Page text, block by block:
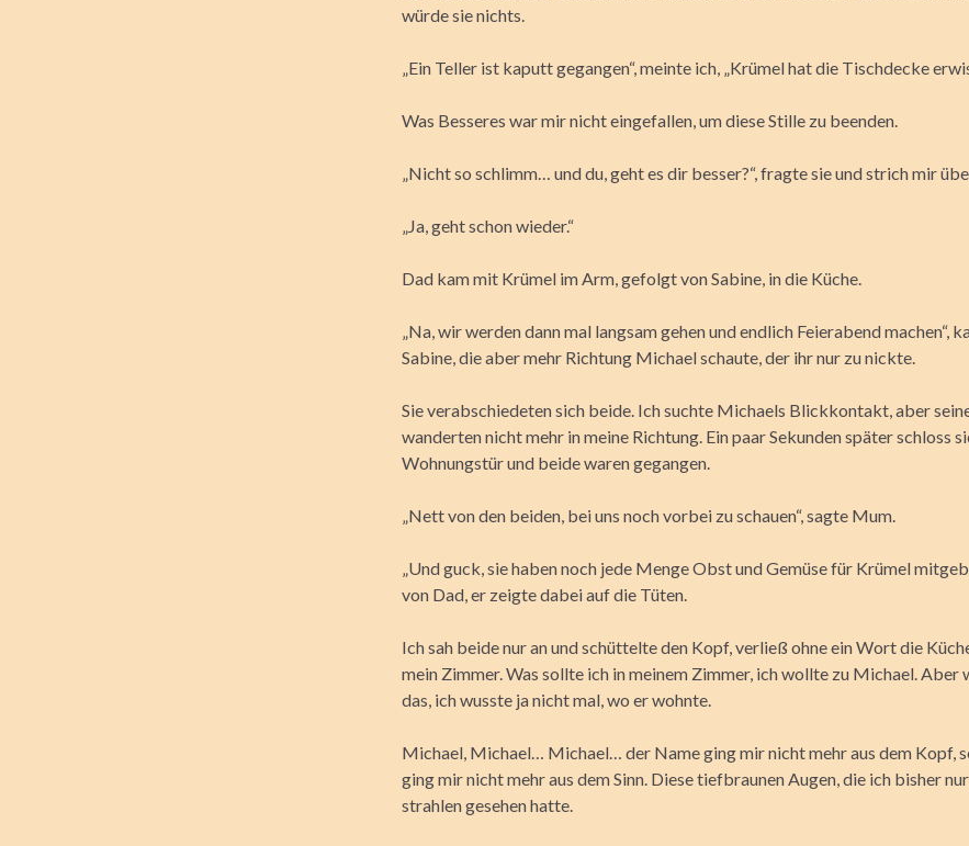
würde sie nichts.
„Ein Teller ist kaputt gegangen“, meinte ich, „Krümel hat die Tischdecke
Was Besseres war mir nicht eingefallen, um diese Stille zu beenden.
„Nicht so schlimm… und du, geht es dir besser?“, fragte sie und strich mir
„Ja, geht schon wieder.“
Dad kam mit Krümel im Arm, gefolgt von Sabine, in die Küche.
„Na, wir werden dann mal langsam gehen und endlich Feierabend machen“,
Sabine, die aber mehr Richtung Michael schaute, der ihr nur zu nickte.
Sie verabschiedeten sich beide. Ich suchte Michaels Blickkontakt, aber
wanderten nicht mehr in meine Richtung. Ein paar Sekunden später schloss
Wohnungstür und beide waren gegangen.
„Nett von den beiden, bei uns noch vorbei zu schauen“, sagte Mum.
„Und guck, sie haben noch jede Menge Obst und Gemüse für Krümel
von Dad, er zeigte dabei auf die Tüten.
Ich sah beide nur an und schüttelte den Kopf, verließ ohne ein Wort die
mein Zimmer. Was sollte ich in meinem Zimmer, ich wollte zu Michael. Aber
das, ich wusste ja nicht mal, wo er wohnte.
Michael, Michael… Michael… der Name ging mir nicht mehr aus dem Kopf,
ging mir nicht mehr aus dem Sinn. Diese tiefbraunen Augen, die ich bisher
strahlen gesehen hatte.